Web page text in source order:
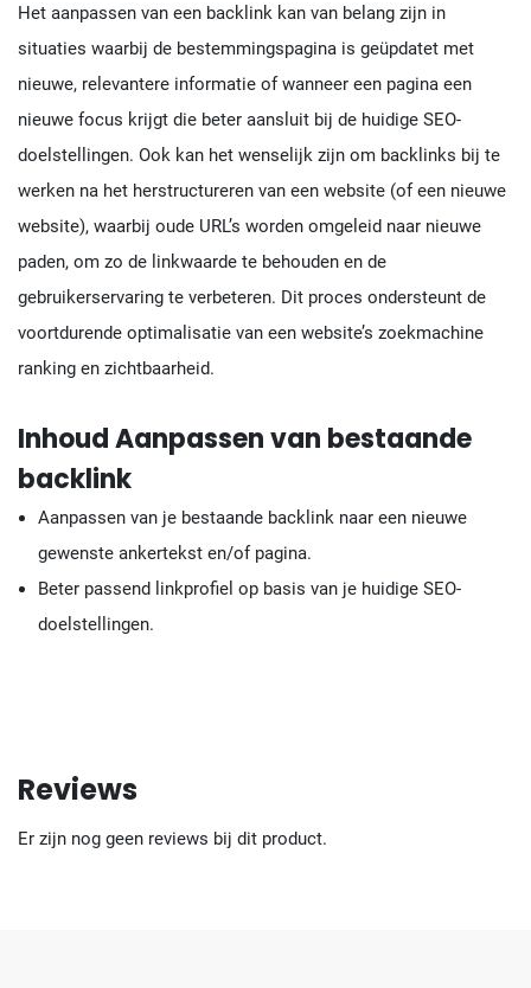
Het aanpassen van een backlink kan van belang zijn in
situaties waarbij de bestemmingspagina is geüpdatet met
nieuwe, relevantere informatie of wanneer een pagina een
nieuwe focus krijgt die beter aansluit bij de huidige SEO-
doelstellingen. Ook kan het wenselijk zijn om backlinks bij te
werken na het herstructureren van een website (of een nieuwe
website), waarbij oude URL’s worden omgeleid naar nieuwe
paden, om zo de linkwaarde te behouden en de
gebruikerservaring te verbeteren. Dit proces ondersteunt de
voortdurende optimalisatie van een website’s zoekmachine
ranking en zichtbaarheid.
Inhoud Aanpassen van bestaande
backlink
Aanpassen van je bestaande backlink naar een nieuwe
gewenste ankertekst en/of pagina.
Beter passend linkprofiel op basis van je huidige SEO-
doelstellingen.
Reviews
Er zijn nog geen reviews bij dit product.